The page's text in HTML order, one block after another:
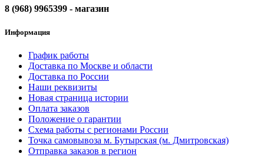
8 (968) 9965399 - магазин
Информация
График работы
Доставка по Москве и области
Доставка по России
Наши реквизиты
Новая страница истории
Оплата заказов
Положение о гарантии
Схема работы с регионами России
Точка самовывоза м. Бутырская (м. Дмитровская)
Отправка заказов в регион